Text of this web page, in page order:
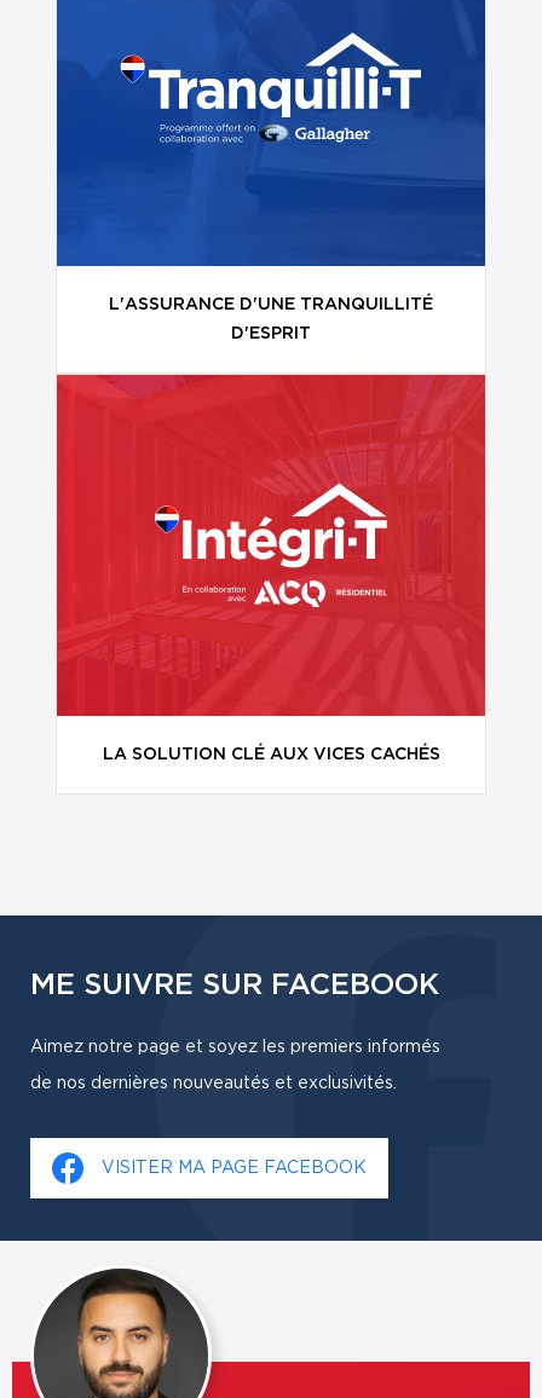
L'ASSURANCE D'UNE TRANQUILLITÉ
D'ESPRIT
LA SOLUTION CLÉ AUX VICES CACHÉS
ME SUIVRE SUR FACEBOOK
Aimez notre page et soyez les premiers informés
de nos dernières nouveautés et exclusivités.
VISITER MA PAGE FACEBOOK